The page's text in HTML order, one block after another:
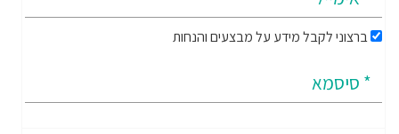
ברצוני לקבל מידע על מבצעים והנחות